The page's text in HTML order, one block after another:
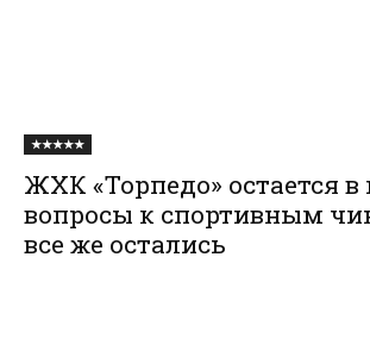
★★★★★
ЖХК «Торпедо» остается в
вопросы к спортивным
все же остались